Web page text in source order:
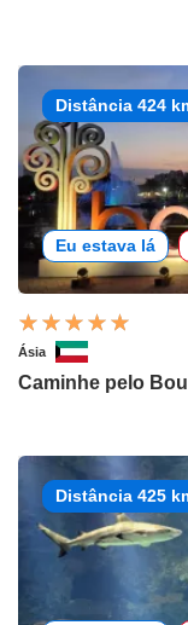
Distância 424
Eu estava lá
Ásia
Caminhe pelo
Distância 425